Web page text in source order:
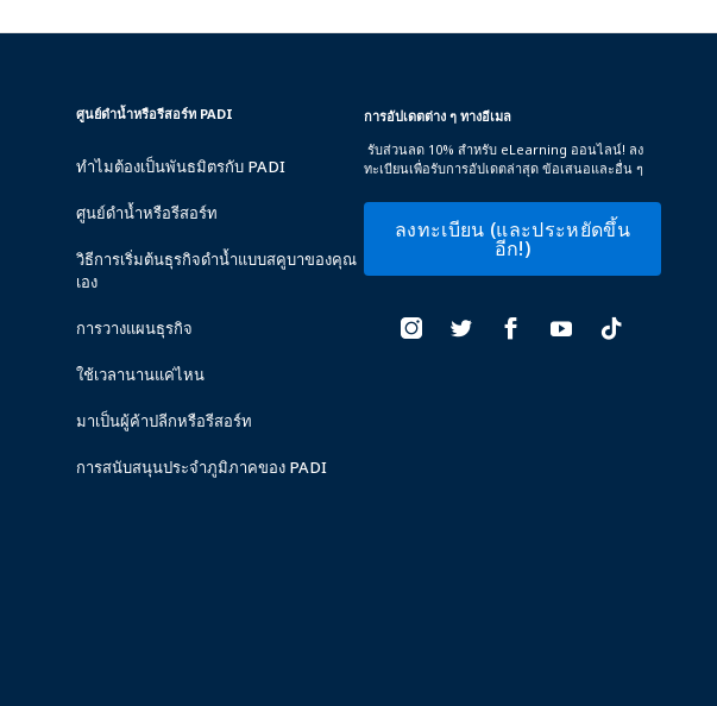
การอัปเดตต่าง ๆ ทางอีเมล
รับส่วนลด 10% สำหรับ eLearning ออนไลน์! ลง
ทะเบียนเพื่อรับการอัปเดตล่าสุด ข้อเสนอและอื่น ๆ
ลงทะเบียน (และประหยัดขึ้น
อีก!)
PADI
&
ศูนย์ดำน้ำหรือรีสอร์ท PADI
ทำไมต้องเป็นพันธมิตรกับ PADI
ศูนย์ดำน้ำหรือรีสอร์ท
วิธีการเริ่มต้นธุรกิจดำน้ำแบบสคูบาของคุณ
เอง
การวางแผนธุรกิจ
ใช้เวลานานแค่ไหน
มาเป็นผู้ค้าปลีกหรือรีสอร์ท
การสนับสนุนประจำภูมิภาคของ PADI